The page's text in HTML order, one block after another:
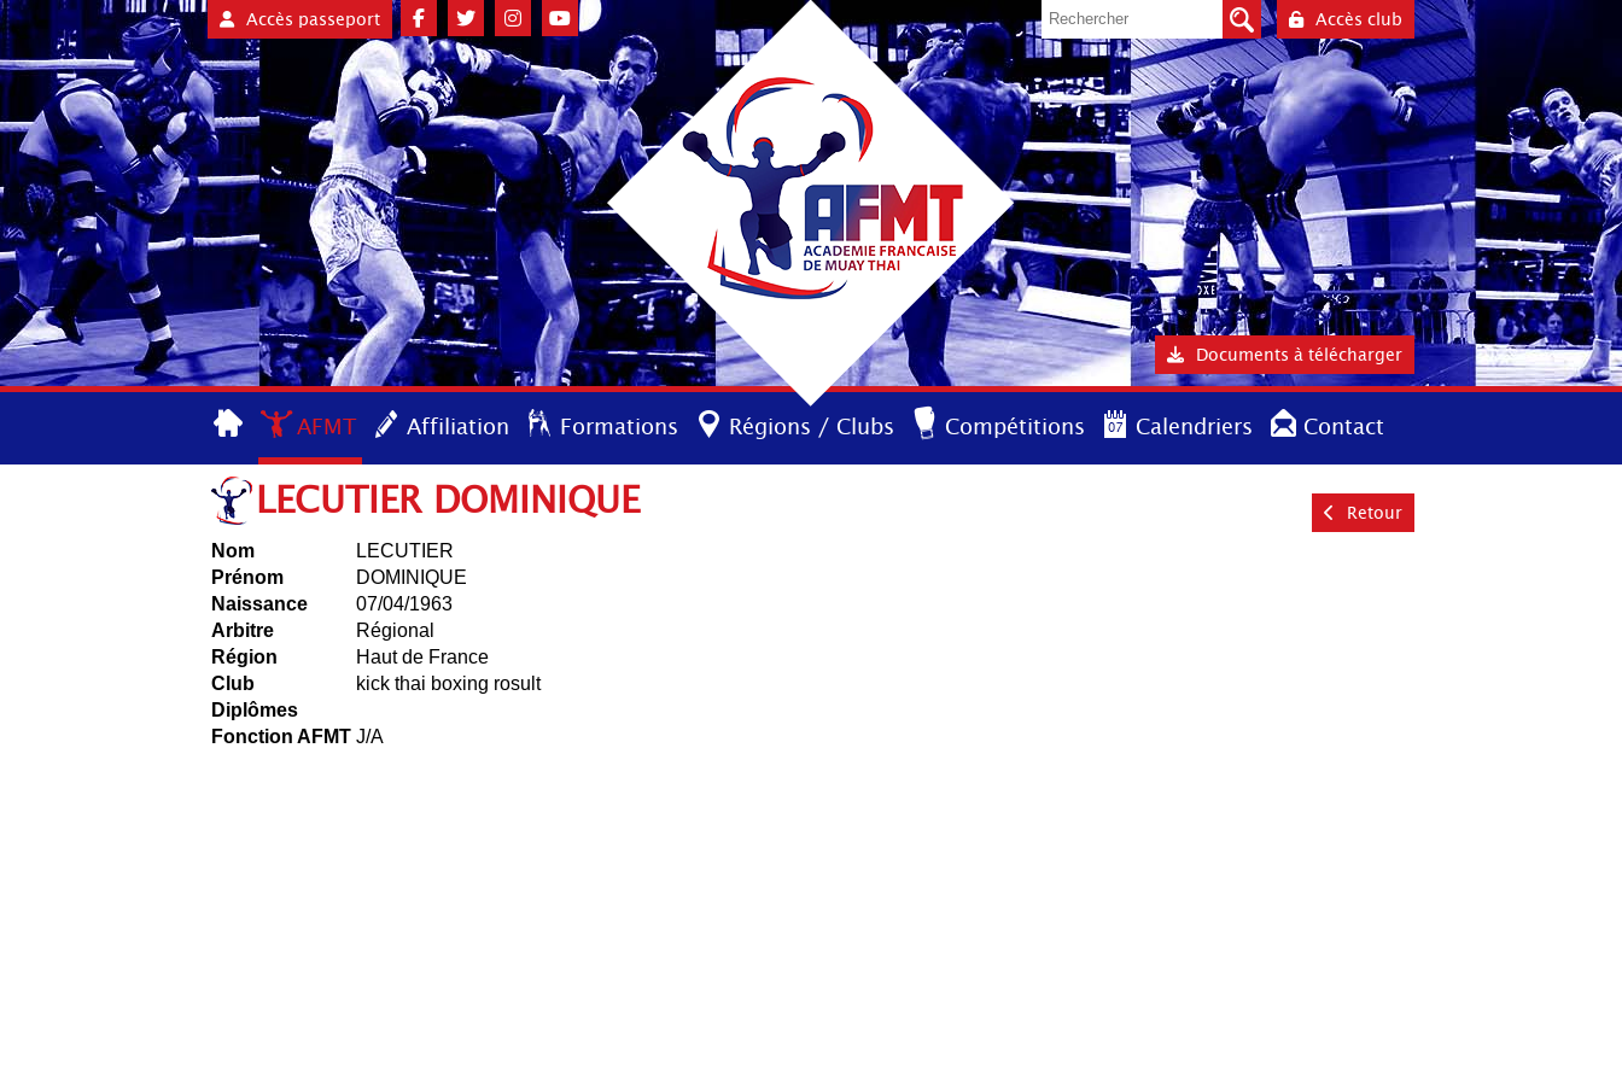
Accès passeport Accès club
Documents à télécharger
AFMT Affiliation Formations Régions / Clubs Compétitions Calendriers Contact
LECUTIER DOMINIQUE Retour
Nom
LECUTIER
Prénom
DOMINIQUE
Naissance
07/04/1963
Arbitre
Régional
Région
Haut de France
Club
kick thai boxing rosult
Diplômes
Fonction AFMT J/A